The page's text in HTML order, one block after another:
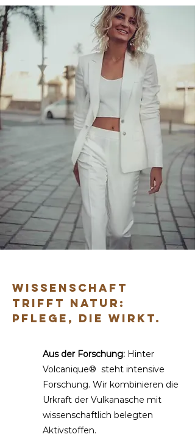
Wissenschaft
trifft Natur:
Pflege, die wirkt.
Aus der Forschung: Hinter
Volcanique® steht intensive
Forschung. Wir kombinieren die
Urkraft der Vulkanasche mit
wissenschaftlich belegten
Aktivstoffen.